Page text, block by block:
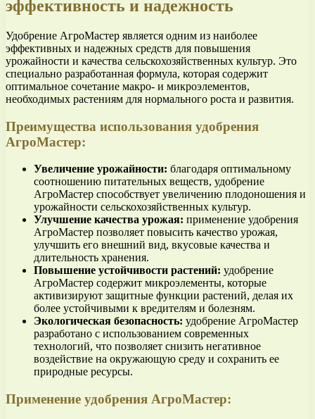
эффективность и надежность
Удобрение АгроМастер является одним из наиболее
эффективных и надежных средств для повышения
урожайности и качества сельскохозяйственных культур. Это
специально разработанная формула, которая содержит
оптимальное сочетание макро- и микроэлементов,
необходимых растениям для нормального роста и развития.
Преимущества использования удобрения
АгроМастер:
Увеличение урожайности: благодаря оптимальному
соотношению питательных веществ, удобрение
АгроМастер способствует увеличению плодоношения и
урожайности сельскохозяйственных культур.
Улучшение качества урожая: применение удобрения
АгроМастер позволяет повысить качество урожая,
улучшить его внешний вид, вкусовые качества и
длительность хранения.
Повышение устойчивости растений: удобрение
АгроМастер содержит микроэлементы, которые
активизируют защитные функции растений, делая их
более устойчивыми к вредителям и болезням.
Экологическая безопасность: удобрение АгроМастер
разработано с использованием современных
технологий, что позволяет снизить негативное
воздействие на окружающую среду и сохранить ее
природные ресурсы.
Применение удобрения АгроМастер: